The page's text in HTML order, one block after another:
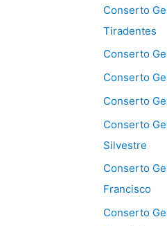
Conserto
Tiradentes
Conserto
Conserto
Conserto
Conserto
Silvestre
Conserto
Francisco
Conserto